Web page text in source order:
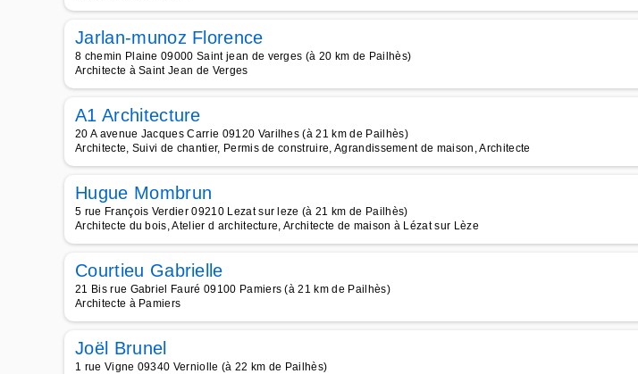
Jarlan-munoz Florence
8 chemin Plaine 09000 Saint jean de verges (à 20 km de Pailhès)
Architecte à Saint Jean de Verges
A1 Architecture
20 A avenue Jacques Carrie 09120 Varilhes (à 21 km de Pailhès)
Architecte, Suivi de chantier, Permis de construire, Agrandissement de maison, Architecte
Hugue Mombrun
5 rue François Verdier 09210 Lezat sur leze (à 21 km de Pailhès)
Architecte du bois, Atelier d architecture, Architecte de maison à Lézat sur Lèze
Courtieu Gabrielle
21 Bis rue Gabriel Fauré 09100 Pamiers (à 21 km de Pailhès)
Architecte à Pamiers
Joël Brunel
1 rue Vigne 09340 Verniolle (à 22 km de Pailhès)